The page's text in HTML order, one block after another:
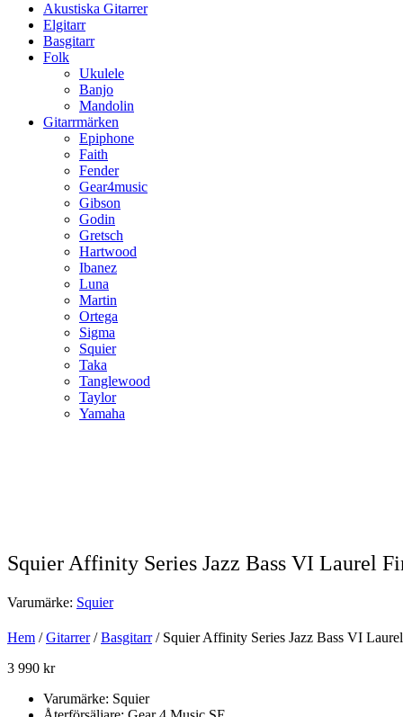
Akustiska Gitarrer
Elgitarr
Basgitarr
Folk
Ukulele
Banjo
Mandolin
Gitarrmärken
Epiphone
Faith
Fender
Gear4music
Gibson
Godin
Gretsch
Hartwood
Ibanez
Luna
Martin
Ortega
Sigma
Squier
Taka
Tanglewood
Taylor
Yamaha
Squier Affinity Series Jazz Bass VI Laurel
Varumärke: Squier
Hem /Gitarrer/Basgitarr/ Squier Affinity Series Jazz Bass VI
3 990 kr
Varumärke: Squier